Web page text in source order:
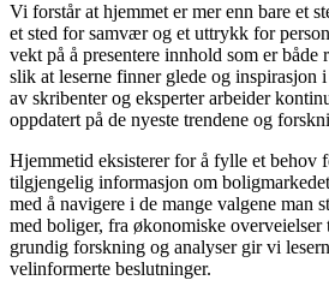
Vi forstår at hjemmet er mer enn bare et
et sted for samvær og et uttrykk for
vekt på å presentere innhold som er både
slik at leserne finner glede og inspirasjon
av skribenter og eksperter arbeider
oppdatert på de nyeste trendene og
Hjemmetid eksisterer for å fylle et behov
tilgjengelig informasjon om
med å navigere i de mange valgene man
med boliger, fra økonomiske
grundig forskning og analyser gir vi
velinformerte beslutninger.